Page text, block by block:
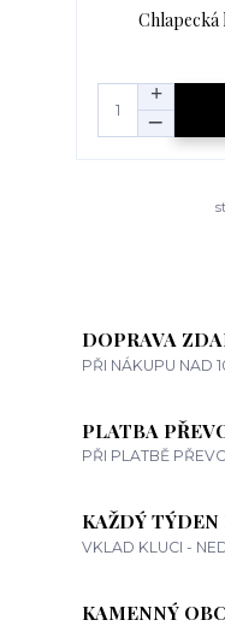
Chlapecká
DOPRAVA
PŘI NÁKUPU NAD
PLATBA
PŘI PLATBĚ
KAŽDÝ
VKLAD KLUCI -
KAMENNÝ